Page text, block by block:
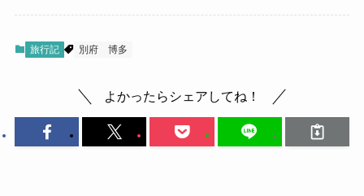
旅行記 別府 博多
よかったらシェアしてね！